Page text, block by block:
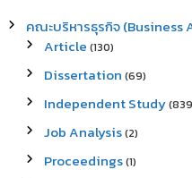
คณะบริหารธุรกิจ
Article (130)
Dissertation (69)
Independent Study
Job Analysis(2)
Proceedings(1)